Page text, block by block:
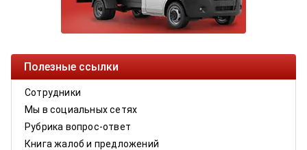
Полезные ссылки
Сотрудники
Мы в социальных сетях
Рубрика вопрос-ответ
Книга жалоб и предложений